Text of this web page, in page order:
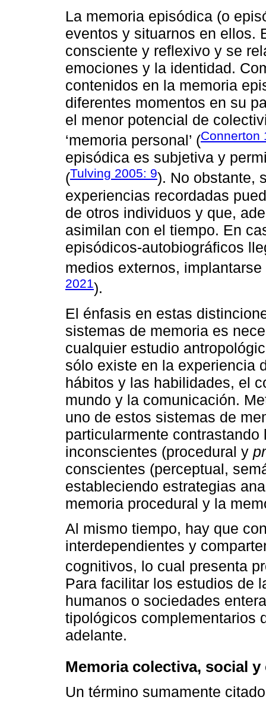
La memoria episódica (o
eventos y situarnos en ellos.
consciente y reflexivo y se
emociones y la identidad.
contenidos en la memoria
diferentes momentos en su
el menor potencial de
‘memoria personal’ (Connerton
episódica es subjetiva y
(Tulving 2005: 9). No obstante,
experiencias recordadas
de otros individuos y que,
asimilan con el tiempo. En
episódicos-autobiográficos
medios externos,
2021).
El énfasis en estas
sistemas de memoria es
cualquier estudio
sólo existe en la experiencia
hábitos y las habilidades, el
mundo y la comunicación.
uno de estos sistemas de
particularmente
inconscientes (procedural y
conscientes (perceptual,
estableciendo estrategias
memoria procedural y la
Al mismo tiempo, hay que
interdependientes y
cognitivos, lo cual presenta
Para facilitar los estudios de
humanos o sociedades
tipológicos complementarios
adelante.
Memoria colectiva, social
Un término sumamente